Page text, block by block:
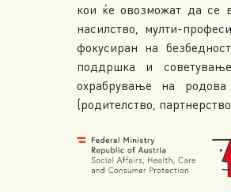
кои ќе овозможат да се
насилство, мулти-
фокусиран на
поддршка и
охрабрување на
(родителство,